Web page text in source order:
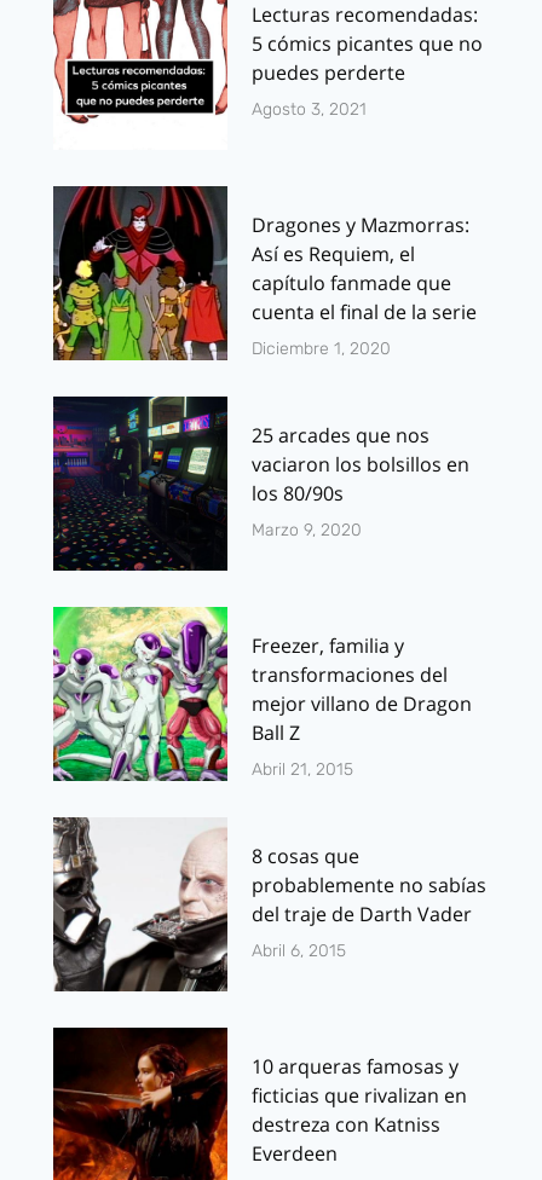
Lecturas recomendadas:
5 cómics picantes que no
puedes perderte
Agosto 3, 2021
Dragones y Mazmorras:
Así es Requiem, el
capítulo fanmade que
cuenta el final de la serie
Diciembre 1, 2020
25 arcades que nos
vaciaron los bolsillos en
los 80/90s
Marzo 9, 2020
Freezer, familia y
transformaciones del
mejor villano de Dragon
Ball Z
Abril 21, 2015
8 cosas que
probablemente no sabías
del traje de Darth Vader
Abril 6, 2015
10 arqueras famosas y
ficticias que rivalizan en
destreza con Katniss
Everdeen